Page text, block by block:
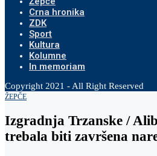
Crna hronika
ZDK
Sport
Kultura
Kolumne
In memoriam
Copyright 2021 - All Right Reserved
ŽEPČE
Izgradnja Trzanske /
trebala biti završena